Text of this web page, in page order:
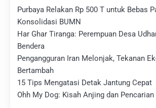
Purbaya Relakan Rp 500 T untuk Bebas
Konsolidasi BUMN
Har Ghar Tiranga: Perempuan Desa
Bendera
Pengangguran Iran Melonjak, Tekanan
Bertambah
15 Tips Mengatasi Detak Jantung Cepat
Ohh My Dog: Kisah Anjing dan